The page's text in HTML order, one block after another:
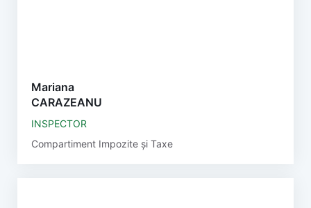
Mariana
CARAZEANU
INSPECTOR
Compartiment Impozite și Taxe